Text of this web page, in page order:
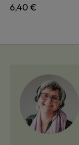
Regulärer Preis:
6,40 €